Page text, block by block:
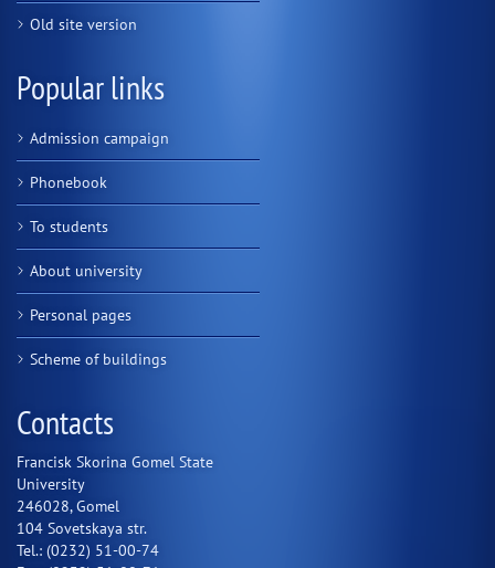
Old site version
Popular links
Admission campaign
Phonebook
To students
About university
Personal pages
Scheme of buildings
Contacts
Francisk Skorina Gomel State
University
246028, Gomel
104 Sovetskaya str.
Tel.: (0232) 51-00-74